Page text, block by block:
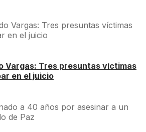
Vargas: Tres presuntas víctimas
en el juicio